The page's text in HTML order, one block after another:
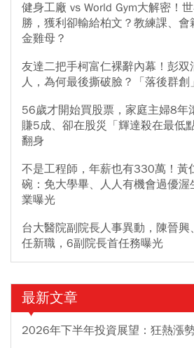
健身工廠 vs World Gym大解密！
勝，獲利卻輸給柏文？教練課、
金雞母？
友達二把手柯富仁裸辭內幕！彭
人，為何最後撕破臉？「落後群創
56歲才開始買股票，家庭主婦8年
賺5成、卻在股災「輝達殺在最低
翻身
不是工程師，年薪也有330萬！黃
碗：免大學畢、人人有機會過優
業曝光
台大醫院副院長人事異動，陳晉
任新職，6副院長首任務曝光
最新文章
2026年下半年投資展望：狂熱漲